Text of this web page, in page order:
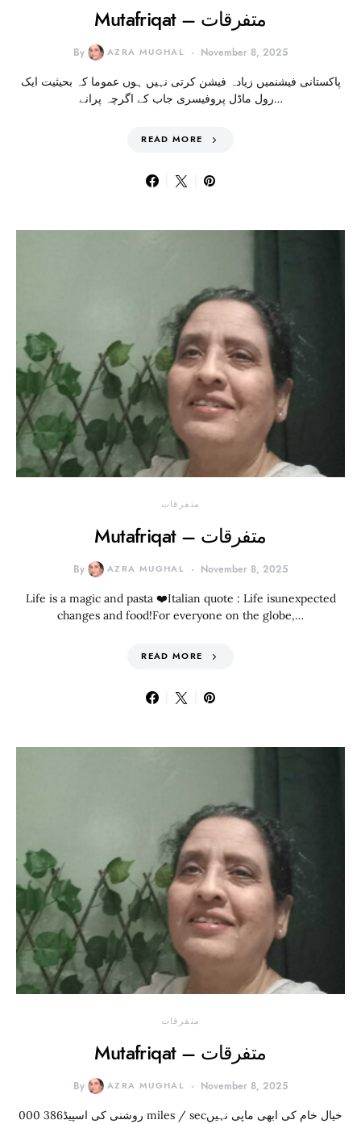
Mutafriqat – متفرقات
By AZRA MUGHAL November 8, 2025
پاکستانی فیشنمیں زیادہ فیشن کرتی نہیں ہوں عموما کہ بحیثیت ایک
رول ماڈل پروفیسری جاب کے اگرچہ پرانے…
READ MORE
متفرقات
Mutafriqat – متفرقات
By AZRA MUGHAL November 8, 2025
Life is a magic and pasta ❤️Italian quote : Life isunexpected
changes and food!For everyone on the globe,…
READ MORE
متفرقات
Mutafriqat – متفرقات
By AZRA MUGHAL November 8, 2025
روشنی کی اسپیڈ386 000 miles / secخیال خام کی ابھی ماپی نہیں